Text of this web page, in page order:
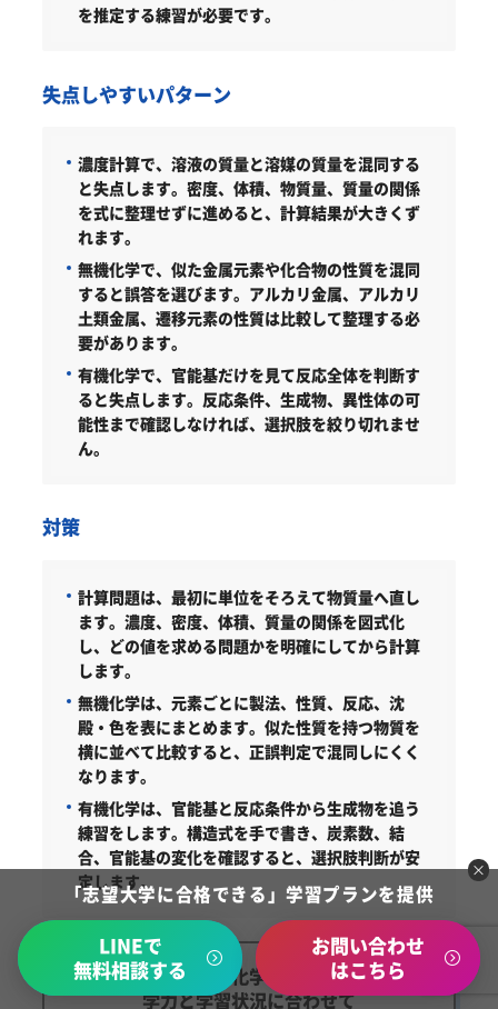
を推定する練習が必要です。
失点しやすいパターン
濃度計算で、溶液の質量と溶媒の質量を混同する
と失点します。密度、体積、物質量、質量の関係
を式に整理せずに進めると、計算結果が大きくず
れます。
無機化学で、似た金属元素や化合物の性質を混同
すると誤答を選びます。アルカリ金属、アルカリ
土類金属、遷移元素の性質は比較して整理する必
要があります。
有機化学で、官能基だけを見て反応全体を判断す
ると失点します。反応条件、生成物、異性体の可
能性まで確認しなければ、選択肢を絞り切れませ
ん。
対策
計算問題は、最初に単位をそろえて物質量へ直し
ます。 濃度、密度、体積、質量の関係を図式化
し、どの値を求める問題かを明確にしてから計算
します。
無機化学は、元素ごとに製法、性質、反応、沈
殿・色を表にまとめます。 似た性質を持つ物質を
横に並べて比較すると、正誤判定で混同しにくく
なります。
有機化学は、官能基と反応条件から生成物を追う
練習をします。 構造式を手で書き、炭素数、結
合、官能基の変化を確認すると、選択肢判断が安
定します。
あなた専用の化学対策を提供！
学力と学習状況に合わせて
「志望大学に合格できる」学習プランを提供
LINEで
無料相談する
お問い合わせ
はこちら